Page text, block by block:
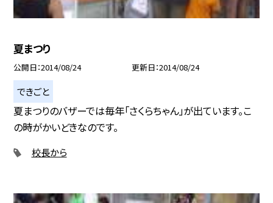
夏まつり
公開日 2014/08/24 更新日 2014/08/24
できごと
夏まつりのバザーでは毎年「さくらちゃん」が出ています。こ
の時がかいどきなのです。
校長から